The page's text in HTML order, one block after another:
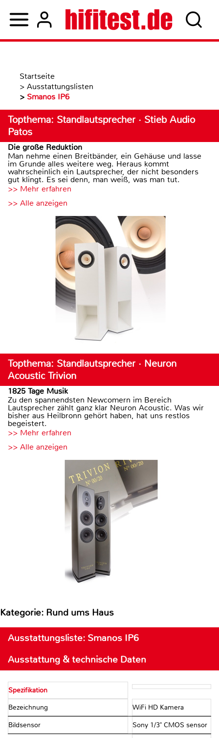
Startseite
> Ausstattungslisten
> Smanos IP6
Topthema: Standlautsprecher · Stieb Audio
Patos
Die große Reduktion
Man nehme einen Breitbänder, ein Gehäuse und lasse
im Grunde alles weitere weg. Heraus kommt
wahrscheinlich ein Lautsprecher, der nicht besonders
gut klingt. Es sei denn, man weiß, was man tut.
>> Mehr erfahren
>> Alle anzeigen
Topthema: Standlautsprecher · Neuron
Acoustic Trivion
1825 Tage Musik
Zu den spannendsten Newcomern im Bereich
Lautsprecher zählt ganz klar Neuron Acoustic. Was wir
bisher aus Heilbronn gehört haben, hat uns restlos
begeistert.
>> Mehr erfahren
>> Alle anzeigen
Kategorie: Rund ums Haus
Ausstattungsliste: Smanos IP6
Ausstattung & technische Daten
Spezifikation
Bezeichnung WiFi HD Kamera
Bildsensor Sony 1/3" CMOS sensor